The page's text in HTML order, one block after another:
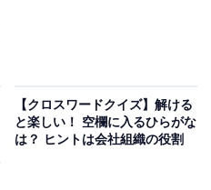
【クロスワードクイズ】解ける
と楽しい！ 空欄に入るひらがな
は？ ヒントは会社組織の役割